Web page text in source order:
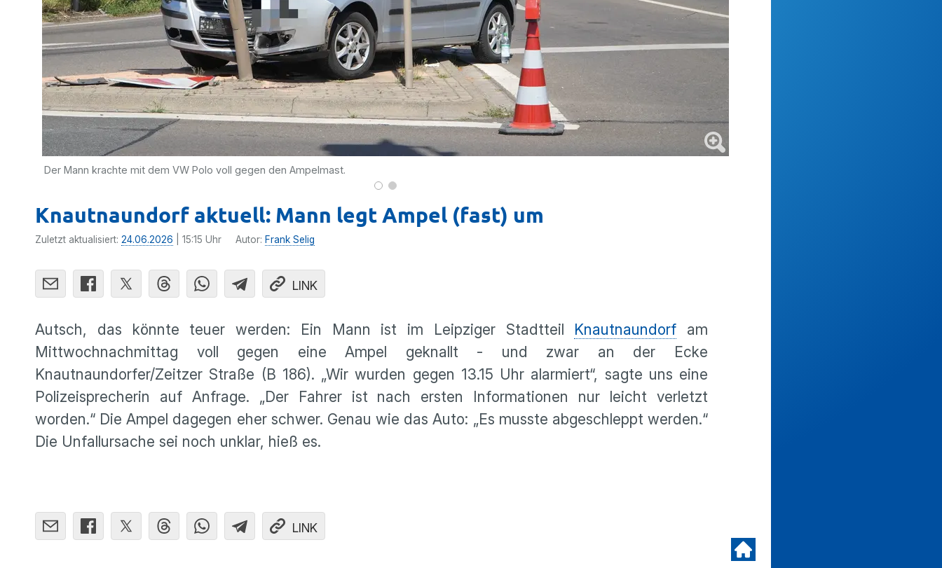
Der Mann krachte mit dem VW Polo voll gegen den Ampelmast.
Knautnaundorf aktuell: Mann legt Ampel (fast) um
Zuletzt aktualisiert: 24.06.2026 | 15:15 Uhr Autor: Frank Selig
LINK
Autsch, das könnte teuer werden: Ein Mann ist im Leipziger Stadtteil Knautnaundorf am
Mittwochnachmittag voll gegen eine Ampel geknallt - und zwar an der Ecke
Knautnaundorfer/Zeitzer Straße (B 186). „Wir wurden gegen 13.15 Uhr alarmiert“, sagte uns eine
Polizeisprecherin auf Anfrage. „Der Fahrer ist nach ersten Informationen nur leicht verletzt
worden.“ Die Ampel dagegen eher schwer. Genau wie das Auto: „Es musste abgeschleppt werden.“
Die Unfallursache sei noch unklar, hieß es.
LINK